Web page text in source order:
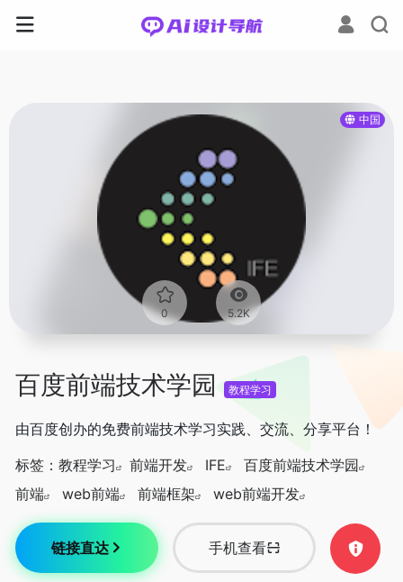
中国
0 5.2K
百度前端技术学园 教程学习
由百度创办的免费前端技术学习实践、交流、分享平台！
标签： 教程学习 前端开发 IFE
百度前端技术学园
前端
web前端 前端框架 web前端开发
链接直达 手机查看